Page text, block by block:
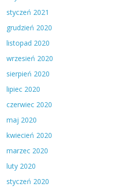
styczeń 2021
grudzień 2020
listopad 2020
wrzesień 2020
sierpień 2020
lipiec 2020
czerwiec 2020
maj 2020
kwiecień 2020
marzec 2020
luty 2020
styczeń 2020